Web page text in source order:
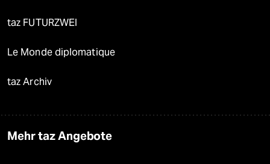
taz FUTURZWEI
Le Monde diplomatique
taz Archiv
Mehr taz Angebote